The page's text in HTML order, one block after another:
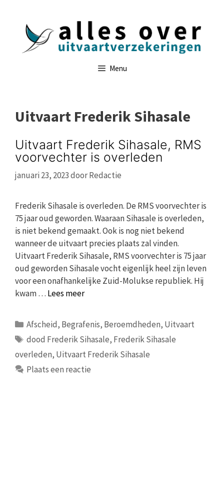
Menu
Uitvaart Frederik Sihasale
Uitvaart Frederik Sihasale, RMS
voorvechter is overleden
januari 23, 2023doorRedactie
Frederik Sihasale is overleden. De RMS voorvechter is
75 jaar oud geworden. Waaraan Sihasale is overleden,
is niet bekend gemaakt. Ook is nog niet bekend
wanneer de uitvaart precies plaats zal vinden.
Uitvaart Frederik Sihasale, RMS voorvechter is 75 jaar
oud geworden Sihasale vocht eigenlijk heel zijn leven
voor een onafhankelijke Zuid-Molukse republiek. Hij
kwam … Lees meer
Categorieën
Afscheid, Begrafenis, Beroemdheden, Uitvaart
Tags
dood Frederik Sihasale, Frederik Sihasale
overleden, Uitvaart Frederik Sihasale
Plaats een reactie